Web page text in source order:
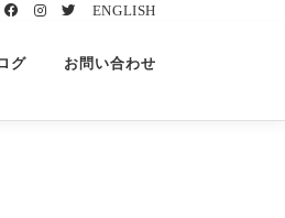
ENGLISH
グ お問い合わせ